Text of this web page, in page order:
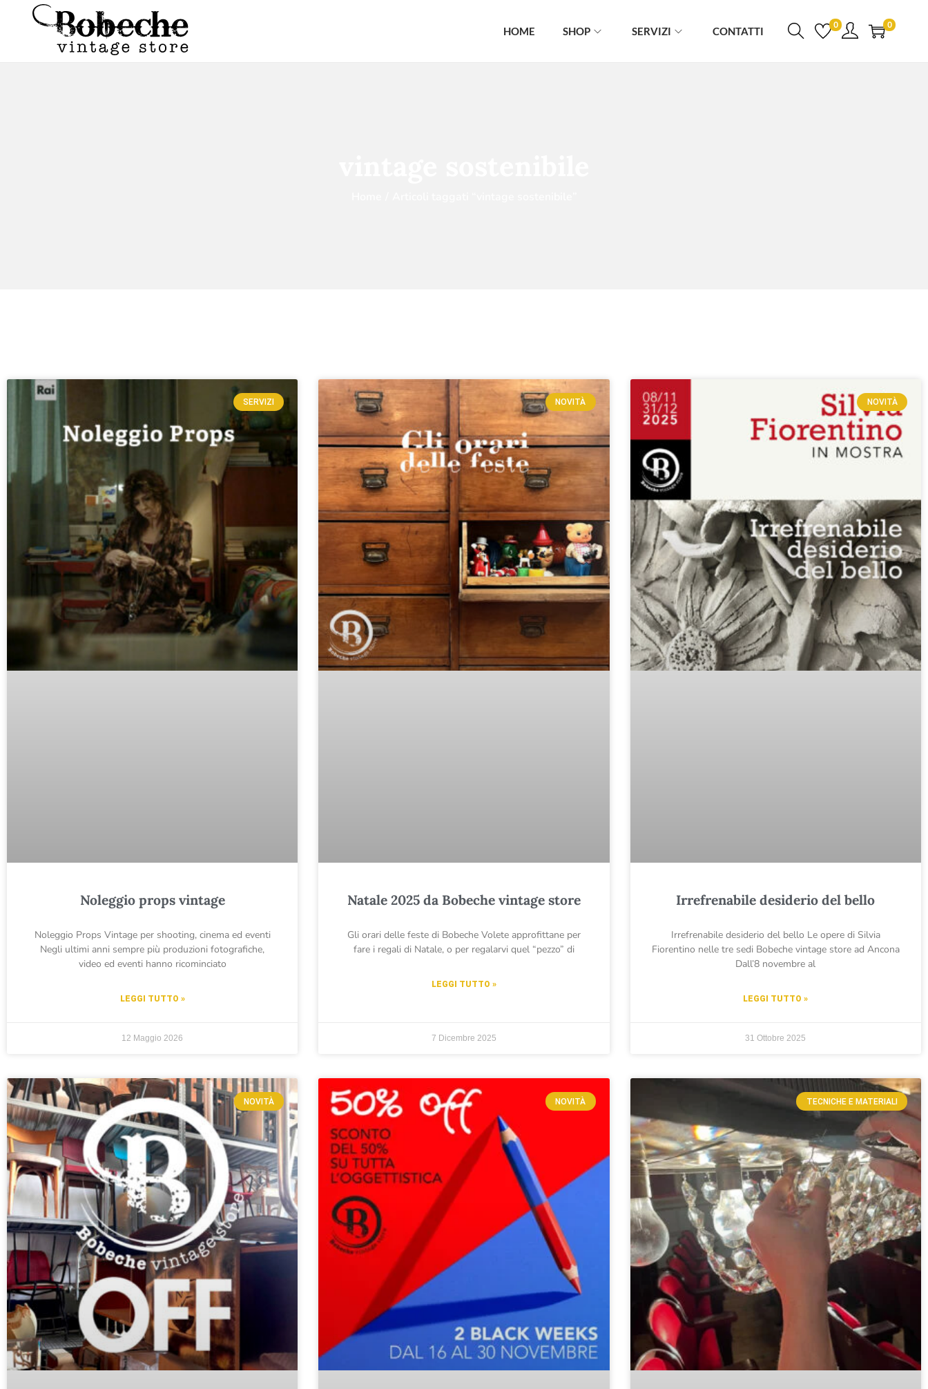
HOME SHOP SERVIZI CONTATTI 0 0
SERVIZI
Noleggio props vintage
Noleggio Props Vintage per shooting, cinema ed eventi
Negli ultimi anni sempre più produzioni fotografiche,
video ed eventi hanno ricominciato
LEGGI TUTTO »
12 Maggio 2026
NOVITÀ
Natale 2025 da Bobeche vintage store
Gli orari delle feste di Bobeche Volete approfittane per
fare i regali di Natale, o per regalarvi quel “pezzo” di
LEGGI TUTTO »
7 Dicembre 2025
NOVITÀ
Irrefrenabile desiderio del bello
Irrefrenabile desiderio del bello Le opere di Silvia
Fiorentino nelle tre sedi Bobeche vintage store ad Ancona
Dall’8 novembre al
LEGGI TUTTO »
31 Ottobre 2025
NOVITÀ NOVITÀ TECNICHE E MATERIALI